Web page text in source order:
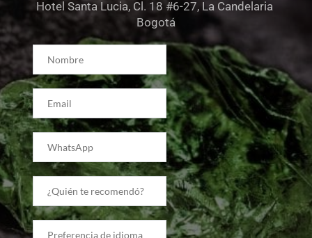
Hotel Santa Lucia, Cl. 18 #6-27, La Candelaria
Bogotá